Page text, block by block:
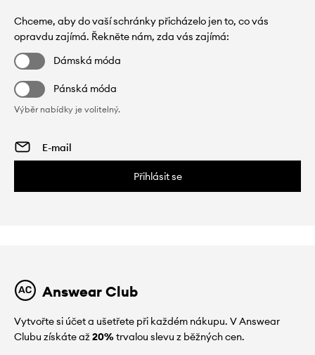
Chceme, aby do vaší schránky přicházelo jen to, co vás
opravdu zajímá. Řekněte nám, zda vás zajímá:
Dámská móda
Pánská móda
Výběr nabídky je volitelný.
Přihlásit se
Answear Club
Vytvořte si účet a ušetřete při každém nákupu. V Answear
Clubu získáte až20%trvalou slevu z běžných cen.